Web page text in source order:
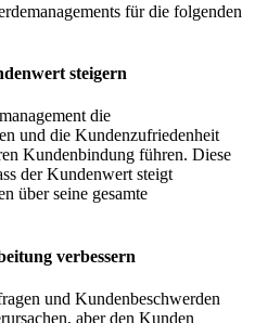
für die folgenden
steigern
die
und die Kundenzufriedenheit
Kundenbindung führen. Diese
der Kundenwert steigt
über seine gesamte
verbessern
und Kundenbeschwerden
aber den Kunden